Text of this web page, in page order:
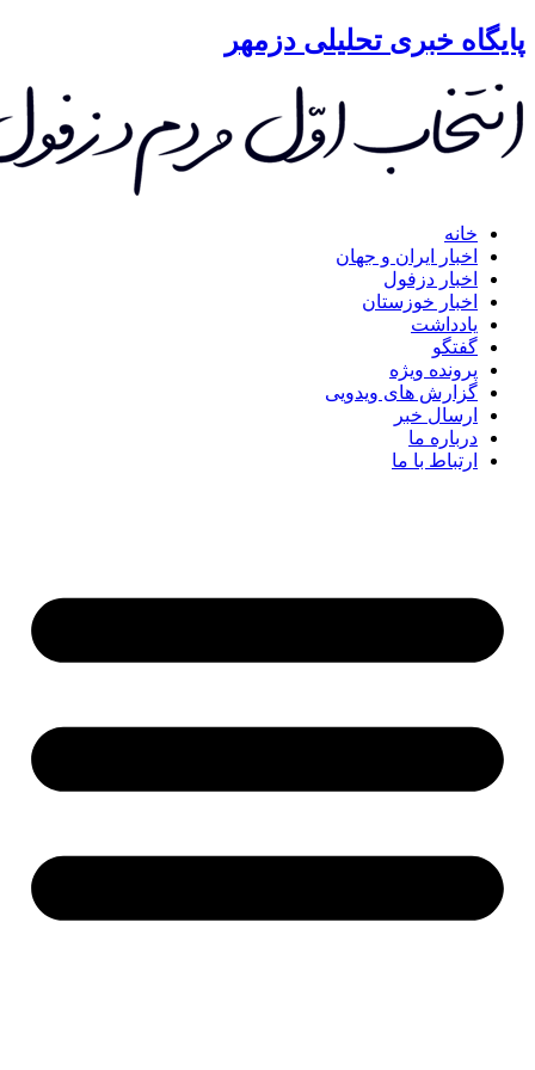
خبری تحلیلی دزمهر
خانه
اخبار ایران و جهان
اخبار دزفول
اخبار خوزستان
یادداشت
گفتگو
پرونده ویژه
گزارش های ویدویی
ارسال خبر
درباره ما
ارتباط با ما